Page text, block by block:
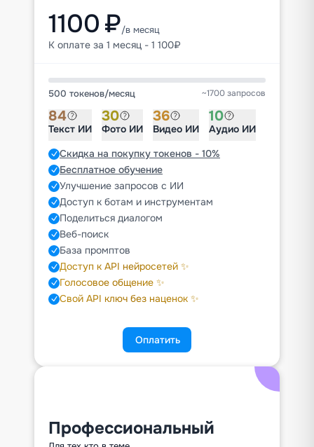
1100 ₽/в месяц
К оплате за 1 месяц - 1 100₽
500 токенов/месяц ~1700 запросов
84
Текст ИИ
30
Фото ИИ
36
Видео ИИ
10
Аудио ИИ
Скидка на покупку токенов - 10%
Бесплатное обучение
Улучшение запросов с ИИ
Доступ к ботам и инструментам
Поделиться диалогом
Веб-поиск
База промптов
Доступ к API нейросетей ✨
Голосовое общение ✨
Свой API ключ без наценок ✨
Оплатить
Профессиональный